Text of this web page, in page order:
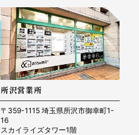
所沢営業所
〒359-1115 埼玉県所沢市御幸町1-
16
スカイライズタワー1階